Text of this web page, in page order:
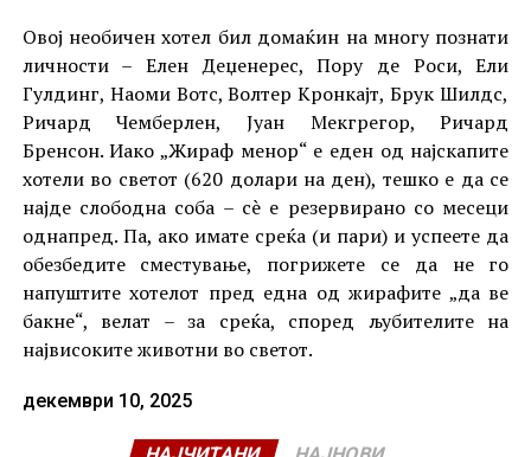
Овој необичен хотел бил домаќин на многу познати
личности – Елен Деџенерес, Пору де Роси, Ели
Гулдинг, Наоми Вотс, Волтер Кронкајт, Брук Шилдс,
Ричард Чемберлен, Јуан Мекгрегор, Ричард
Бренсон. Иако „Жираф менор“ е еден од најскапите
хотели во светот (620 долари на ден), тешко е да се
најде слободна соба – сè е резервирано со месеци
однапред. Па, ако имате среќа (и пари) и успеете да
обезбедите сместување, погрижете се да не го
напуштите хотелот пред една од жирафите „да ве
бакне“, велат – за среќа, според љубителите на
највисоките животни во светот.
декември 10, 2025